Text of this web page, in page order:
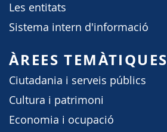
Les entitats
Sistema intern d'informació
ÀREES TEMÀTIQUES
Ciutadania i serveis públics
Cultura i patrimoni
Economia i ocupació